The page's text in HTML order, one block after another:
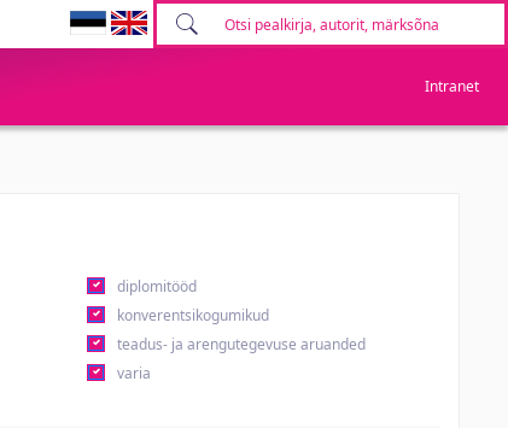
Intranet
diplomitööd
konverentsikogumikud
teadus- ja arengutegevuse aruanded
varia